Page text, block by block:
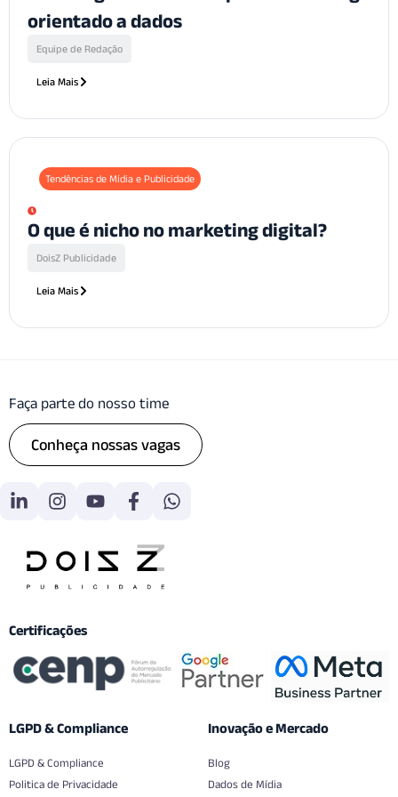
orientado a dados
Equipe de Redação
Leia Mais
Tendências de Mídia e Publicidade
O que é nicho no marketing digital?
DoisZ Publicidade
Leia Mais
Faça parte do nosso time
Conheça nossas vagas
Certificações
LGPD & Compliance
LGPD & Compliance
Politica de Privacidade
Inovação e Mercado
Blog
Dados de Mídia